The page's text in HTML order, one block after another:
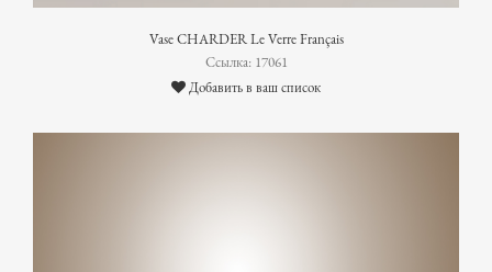
Vase CHARDER Le Verre Français
Ссылка: 17061
Добавить в ваш список